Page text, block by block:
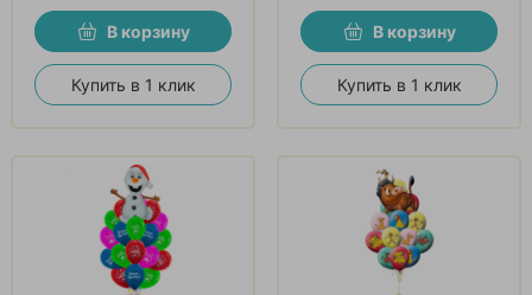
В корзину
Купить в 1 клик
В корзину
Купить в 1 клик